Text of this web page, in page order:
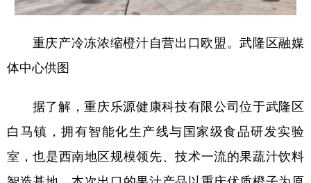
重庆产冷冻浓缩橙汁自营出口欧盟。武隆区融媒
体中心供图
据了解，重庆乐源健康科技有限公司位于武隆区
白马镇，拥有智能化生产线与国家级食品研发实验
室，也是西南地区规模领先、技术一流的果蔬汁饮料